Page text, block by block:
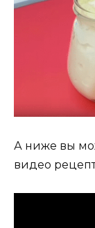
А ниже вы
видео